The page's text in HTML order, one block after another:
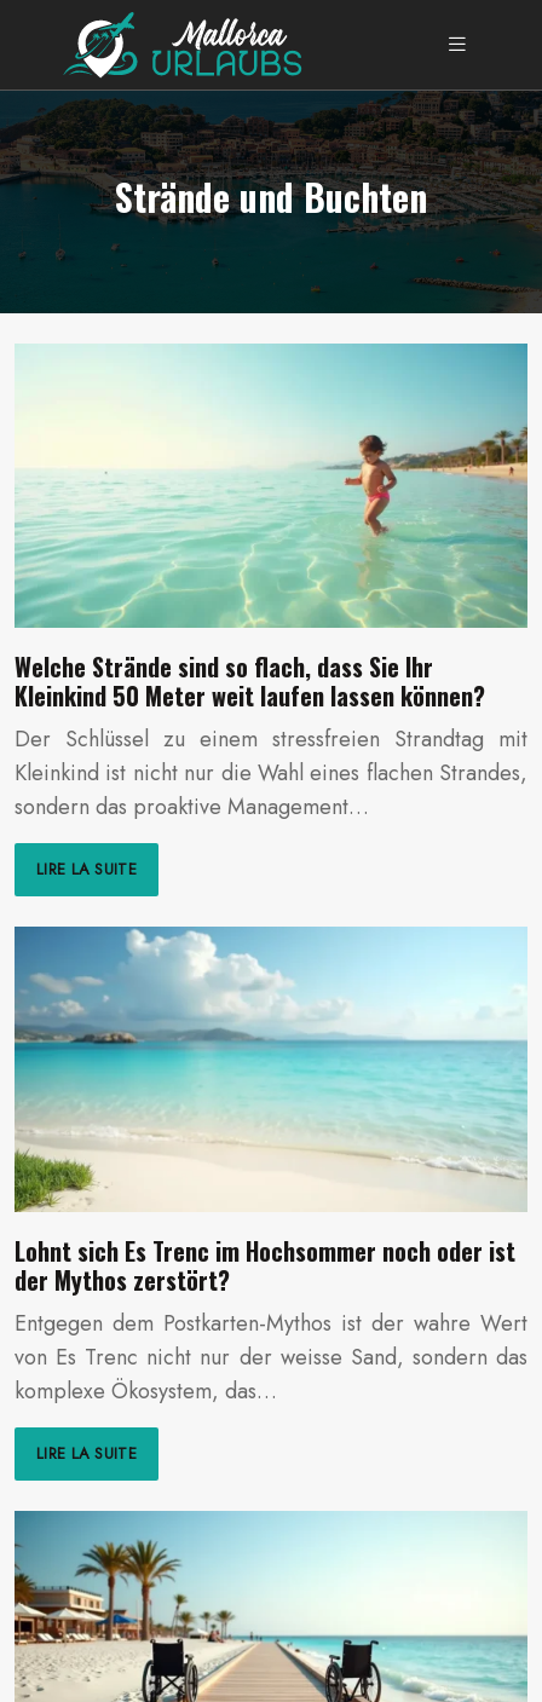
Strände und Buchten
Welche Strände sind so flach, dass Sie Ihr
Kleinkind 50 Meter weit laufen lassen können?
Der Schlüssel zu einem stressfreien Strandtag mit
Kleinkind ist nicht nur die Wahl eines flachen Strandes,
sondern das proaktive Management…
LIRE LA SUITE
Lohnt sich Es Trenc im Hochsommer noch oder ist
der Mythos zerstört?
Entgegen dem Postkarten-Mythos ist der wahre Wert
von Es Trenc nicht nur der weisse Sand, sondern das
komplexe Ökosystem, das…
LIRE LA SUITE